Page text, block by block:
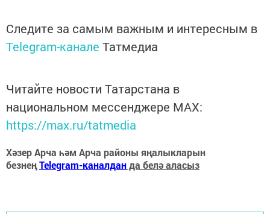
Следите за самым важным и интересным в
Telegram-канале Татмедиа
Читайте новости Татарстана в
национальном мессенджере MАХ:
https://max.ru/tatmedia
Хәзер Арча һәм Арча районы яңалыкларын
безнеңTelegram-каналданда белә аласыз